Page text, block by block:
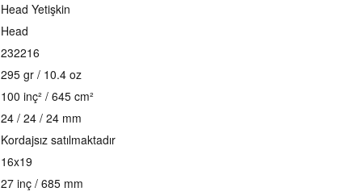
Head Yetişkin
Head
232216
295 gr / 10.4 oz
100 inç² / 645 cm²
24 / 24 / 24 mm
Kordajsız satılmaktadır
16x19
27 inç / 685 mm